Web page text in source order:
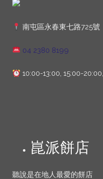
南屯區永春東七路725號
04 2380 8199
10:00-13:00, 15:00-
崑派餅店
聽說是在地人最愛的餅店